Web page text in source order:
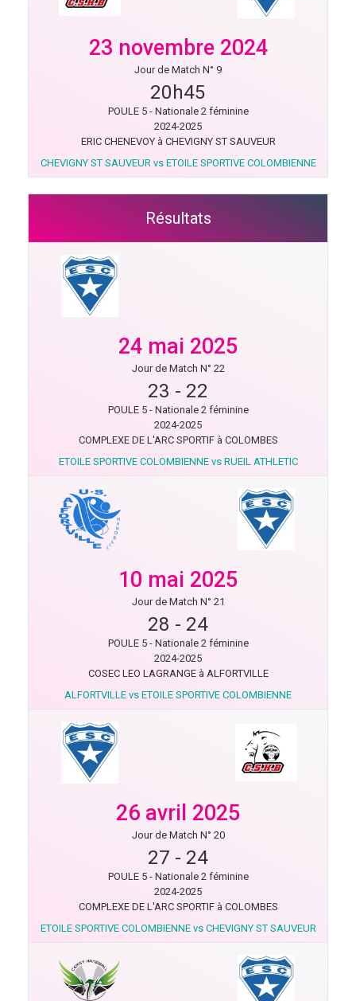
23 novembre 2024
Jour de Match N° 9
20h45
POULE 5 - Nationale 2 féminine
2024-2025
ERIC CHENEVOY à CHEVIGNY ST SAUVEUR
CHEVIGNY ST SAUVEUR vs ETOILE SPORTIVE COLOMBIENNE
Résultats
24 mai 2025
Jour de Match N° 22
23 - 22
POULE 5 - Nationale 2 féminine
2024-2025
COMPLEXE DE L'ARC SPORTIF à COLOMBES
ETOILE SPORTIVE COLOMBIENNE vs RUEIL ATHLETIC
10 mai 2025
Jour de Match N° 21
28 - 24
POULE 5 - Nationale 2 féminine
2024-2025
COSEC LEO LAGRANGE à ALFORTVILLE
ALFORTVILLE vs ETOILE SPORTIVE COLOMBIENNE
26 avril 2025
Jour de Match N° 20
27 - 24
POULE 5 - Nationale 2 féminine
2024-2025
COMPLEXE DE L'ARC SPORTIF à COLOMBES
ETOILE SPORTIVE COLOMBIENNE vs CHEVIGNY ST SAUVEUR